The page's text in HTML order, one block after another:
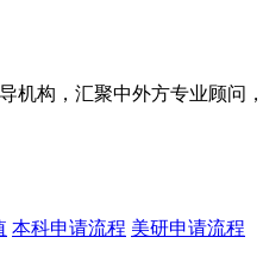
机构，汇聚中外方专业顾问
本科申请流程 美研申请流程